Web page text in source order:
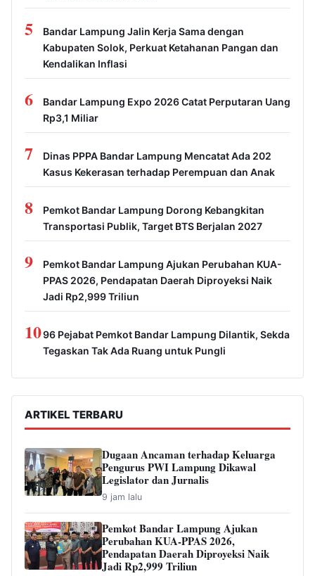
5
Bandar Lampung Jalin Kerja Sama dengan
Kabupaten Solok, Perkuat Ketahanan Pangan dan
Kendalikan Inflasi
6
Bandar Lampung Expo 2026 Catat Perputaran Uang
Rp3,1 Miliar
7
Dinas PPPA Bandar Lampung Mencatat Ada 202
Kasus Kekerasan terhadap Perempuan dan Anak
8
Pemkot Bandar Lampung Dorong Kebangkitan
Transportasi Publik, Target BTS Berjalan 2027
9
Pemkot Bandar Lampung Ajukan Perubahan KUA-
PPAS 2026, Pendapatan Daerah Diproyeksi Naik
Jadi Rp2,999 Triliun
1096 Pejabat Pemkot Bandar Lampung Dilantik, Sekda
Tegaskan Tak Ada Ruang untuk Pungli
ARTIKEL TERBARU
Dugaan Ancaman terhadap Keluarga
Pengurus PWI Lampung Dikawal
Legislator dan Jurnalis
9 jam lalu
Pemkot Bandar Lampung Ajukan
Perubahan KUA-PPAS 2026,
Pendapatan Daerah Diproyeksi Naik
Jadi Rp2,999 Triliun